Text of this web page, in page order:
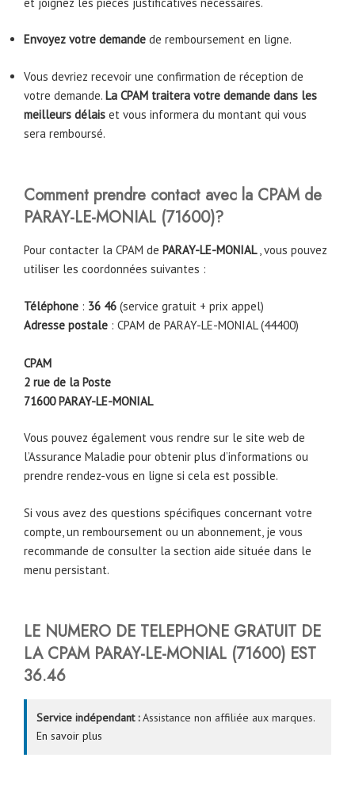
Envoyez votre demande de remboursement en ligne.
Vous devriez recevoir une confirmation de réception de
votre demande. La CPAM traitera votre demande dans les
meilleurs délais et vous informera du montant qui vous
sera remboursé.
Comment prendre contact avec la CPAM de
PARAY-LE-MONIAL (71600)?
Pour contacter la CPAM de PARAY-LE-MONIAL, vous pouvez
utiliser les coordonnées suivantes :
Téléphone : 36 46 (service gratuit + prix appel)
Adresse postale : CPAM de PARAY-LE-MONIAL (44400)
CPAM
2 rue de la Poste
71600 PARAY-LE-MONIAL
Vous pouvez également vous rendre sur le site web de
l’Assurance Maladie pour obtenir plus d’informations ou
prendre rendez-vous en ligne si cela est possible.
Si vous avez des questions spécifiques concernant votre
compte, un remboursement ou un abonnement, je vous
recommande de consulter la section aide située dans le
menu persistant.
LE NUMERO DE TELEPHONE GRATUIT DE
LA CPAM PARAY-LE-MONIAL (71600) EST
36.46
Service indépendant :Assistance non affiliée aux marques.
En savoir plus